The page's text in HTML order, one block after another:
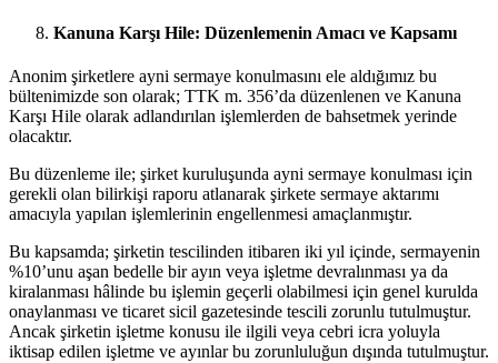
Kanuna Karşı Hile: Düzenlemenin Amacı ve Kapsamı
Anonim şirketlere ayni sermaye konulmasını ele aldığımız bu
bültenimizde son olarak; TTK m. 356’da düzenlenen ve Kanuna
Karşı Hile olarak adlandırılan işlemlerden de bahsetmek yerinde
olacaktır.
Bu düzenleme ile; şirket kuruluşunda ayni sermaye konulması için
gerekli olan bilirkişi raporu atlanarak şirkete sermaye aktarımı
amacıyla yapılan işlemlerinin engellenmesi amaçlanmıştır.
Bu kapsamda; şirketin tescilinden itibaren iki yıl içinde, sermayenin
%10’unu aşan bedelle bir ayın veya işletme devralınması ya da
kiralanması hâlinde bu işlemin geçerli olabilmesi için genel kurulda
onaylanması ve ticaret sicil gazetesinde tescili zorunlu tutulmuştur.
Ancak şirketin işletme konusu ile ilgili veya cebri icra yoluyla
iktisap edilen işletme ve ayınlar bu zorunluluğun dışında tutulmuştur.